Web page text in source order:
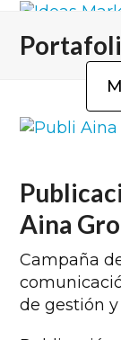
Skip
content
Open
mobile
Close
mobile
Aina
Campaña
de gestión